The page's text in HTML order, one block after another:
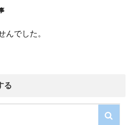
んでした。
る